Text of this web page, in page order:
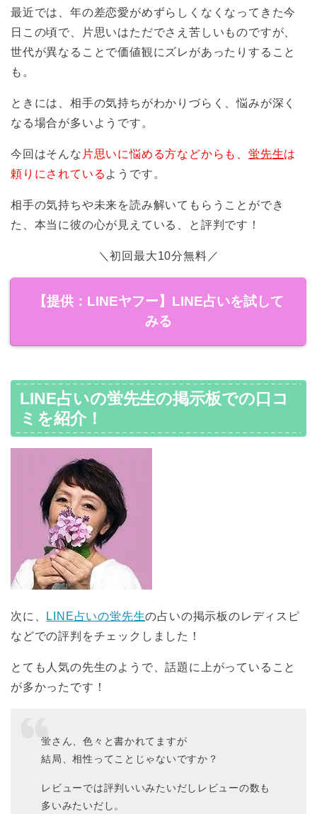
最近では、年の差恋愛がめずらしくなくなってきた今
日この頃で、片思いはただでさえ苦しいものですが、
世代が異なることで価値観にズレがあったりすること
も。
ときには、相手の気持ちがわかりづらく、悩みが深く
なる場合が多いようです。
今回はそんな 片思いに悩める方などからも、蛍先生は
頼りにされている ようです。
相手の気持ちや未来を読み解いてもらうことができ
た、本当に彼の心が見えている、と評判です！
＼初回最大10分無料／
【提供：LINEヤフー】LINE占いを試して
みる
LINE占いの蛍先生の掲示板での口コ
ミを紹介！
次に、 LINE占いの蛍先生の占いの掲示板のレディスピ
などでの評判をチェックしました！
とても人気の先生のようで、話題に上がっていること
が多かったです！
蛍さん、色々と書かれてますが
結局、相性ってことじゃないですか？
レビューでは評判いいみたいだしレビューの数も
多いみたいだし。